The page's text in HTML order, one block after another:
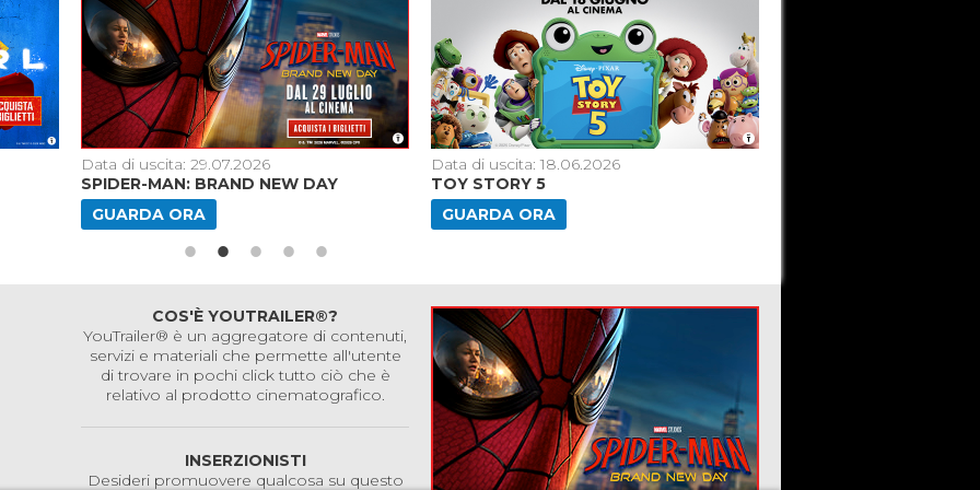
Data di uscita: 29.07.2026
SPIDER-MAN: BRAND NEW DAY
GUARDA ORA
Data di uscita: 18.06.2026
TOY STORY 5
GUARDA ORA
COS'È YOUTRAILER®?
YouTrailer® è un aggregatore di contenuti,
servizi e materiali che permette all'utente
di trovare in pochi click tutto ciò che è
relativo al prodotto cinematografico.
INSERZIONISTI
Desideri promuovere qualcosa su questo